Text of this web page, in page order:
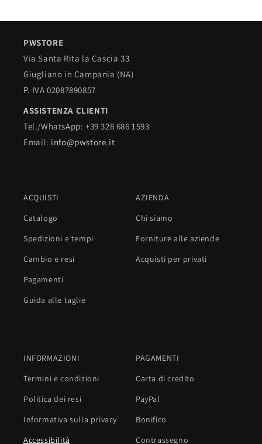
PWSTORE
Via Santa Rita la Cascia 33
Giugliano in Campania (NA)
P. IVA 02087890857
ASSISTENZA CLIENTI
Tel./WhatsApp: +39 328 686 1593
Email: info@pwstore.it
ACQUISTI
Catalogo
Spedizioni e tempi
Cambio e resi
Pagamenti
Guida alle taglie
AZIENDA
Chi siamo
Forniture alle aziende
Acquisti per privati
INFORMAZIONI
Termini e condizioni
Politica dei resi
Informativa sulla privacy
Accessibilità
PAGAMENTI
Carta di credito
PayPal
Bonifico
Contrassegno